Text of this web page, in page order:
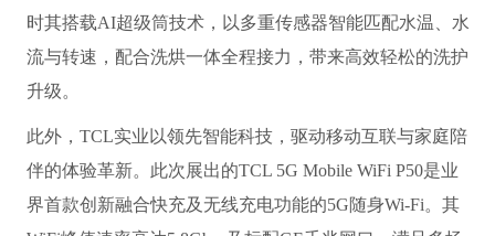
时其搭载AI超级筒技术，以多重传感器智能匹配水温、水
流与转速，配合洗烘一体全程接力，带来高效轻松的洗护
升级。
此外，TCL实业以领先智能科技，驱动移动互联与家庭陪
伴的体验革新。此次展出的TCL 5G Mobile WiFi P50是业
界首款创新融合快充及无线充电功能的5G随身Wi-Fi。其